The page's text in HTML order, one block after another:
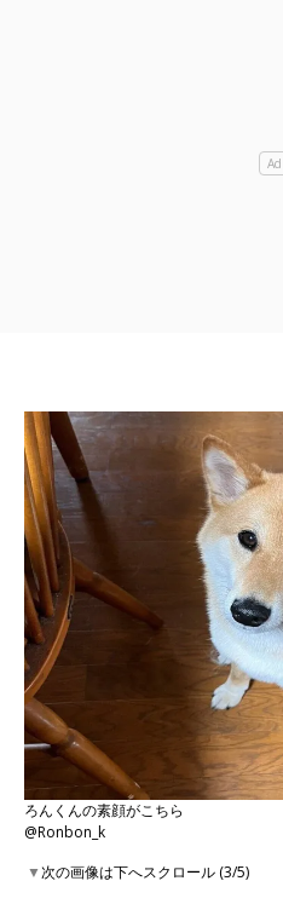
ろんくんの素顔がこちら
@Ronbon_k
▼次の画像は下へスクロール (3/5)